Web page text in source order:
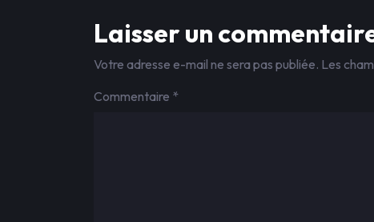
Laisser un
Votre adresse e-mail ne sera pas publiée. Les
Commentaire *